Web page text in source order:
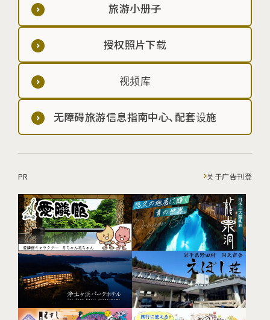
旅游小册子
授权照片下载
视频库
无障碍旅游信息指南中心、配套设施
PR 关于广告刊登